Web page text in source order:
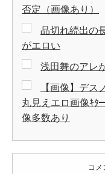
否定（画像あり）
品切れ続出の
がエロい
浅田舞のアレ
【画像】デス
丸見えエロ画
像多数あり
コメ